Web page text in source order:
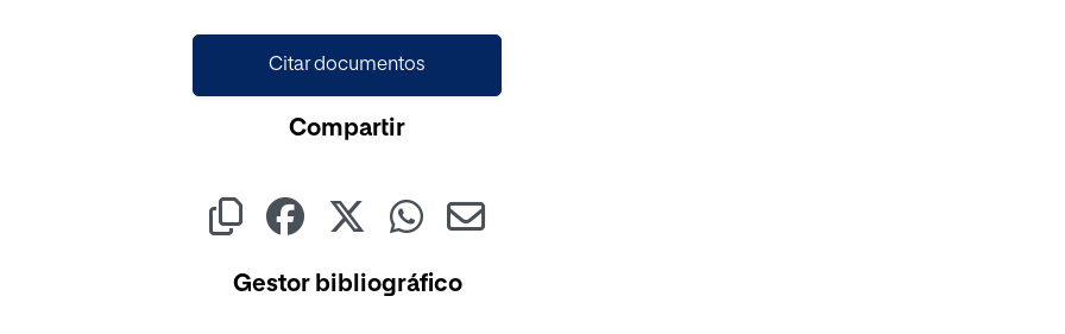
Citar documentos
Compartir
Gestor bibliográfico